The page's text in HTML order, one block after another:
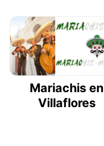
Mariachis en
Villaflores